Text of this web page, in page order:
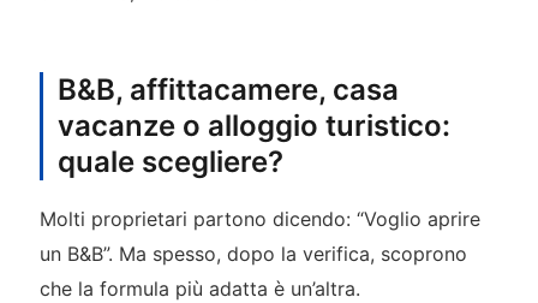
B&B, affittacamere, casa
vacanze o alloggio turistico:
quale scegliere?
Molti proprietari partono dicendo: “Voglio aprire
un B&B”. Ma spesso, dopo la verifica, scoprono
che la formula più adatta è un’altra.